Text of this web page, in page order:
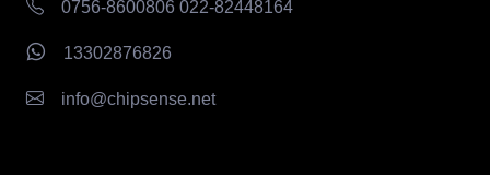
0756-8600806 022-82448164
13302876826
info@chipsense.net